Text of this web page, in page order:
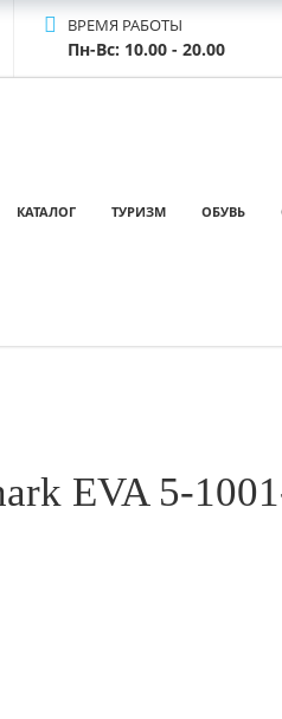
ВРЕМЯ РАБОТЫ
Пн-Вс: 10.00 - 20.00
КАТАЛОГ ТУРИЗМ ОБУВЬ
EVA 5-